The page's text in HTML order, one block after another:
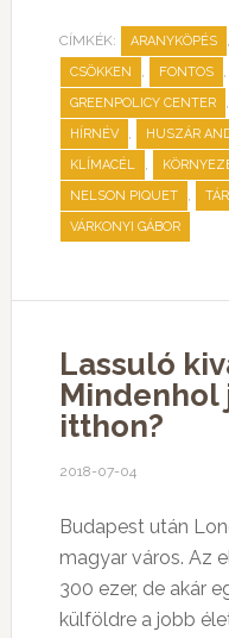
CÍMKÉK: ARANYKÖPÉS ,
CSÖKKEN , FONTOS ,
GREENPOLICY CENTER ,
HÍRNÉV , HUSZÁR
KLÍMACÉL ,
NELSON PIQUET ,
VÁRKONYI GÁBOR
Lassuló
Mindenhol
itthon?
2018-07-04
Budapest után
magyar város. Az
300 ezer, de akár
külföldre a jobb